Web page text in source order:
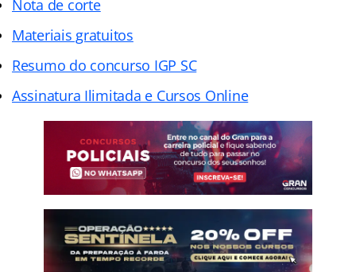
Nota de corte
Materiais gratuitos
Resumo do concurso IGP SC
Assinatura Ilimitada e Cursos Online